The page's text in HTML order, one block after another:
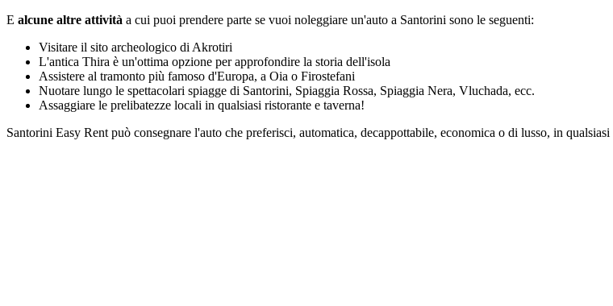
E alcune altre attività a cui puoi prendere parte se vuoi noleggiare un'auto a Santorini sono le seguenti:
Visitare il sito archeologico di Akrotiri
L'antica Thira è un'ottima opzione per approfondire la storia dell'isola
Assistere al tramonto più famoso d'Europa, a Oia o Firostefani
Nuotare lungo le spettacolari spiagge di Santorini, Spiaggia Rossa, Spiaggia Nera, Vluchada, ecc.
Assaggiare le prelibatezze locali in qualsiasi ristorante e taverna!
Santorini Easy Rent può consegnare l'auto che preferisci, automatica, decappottabile, economica o di lusso, in